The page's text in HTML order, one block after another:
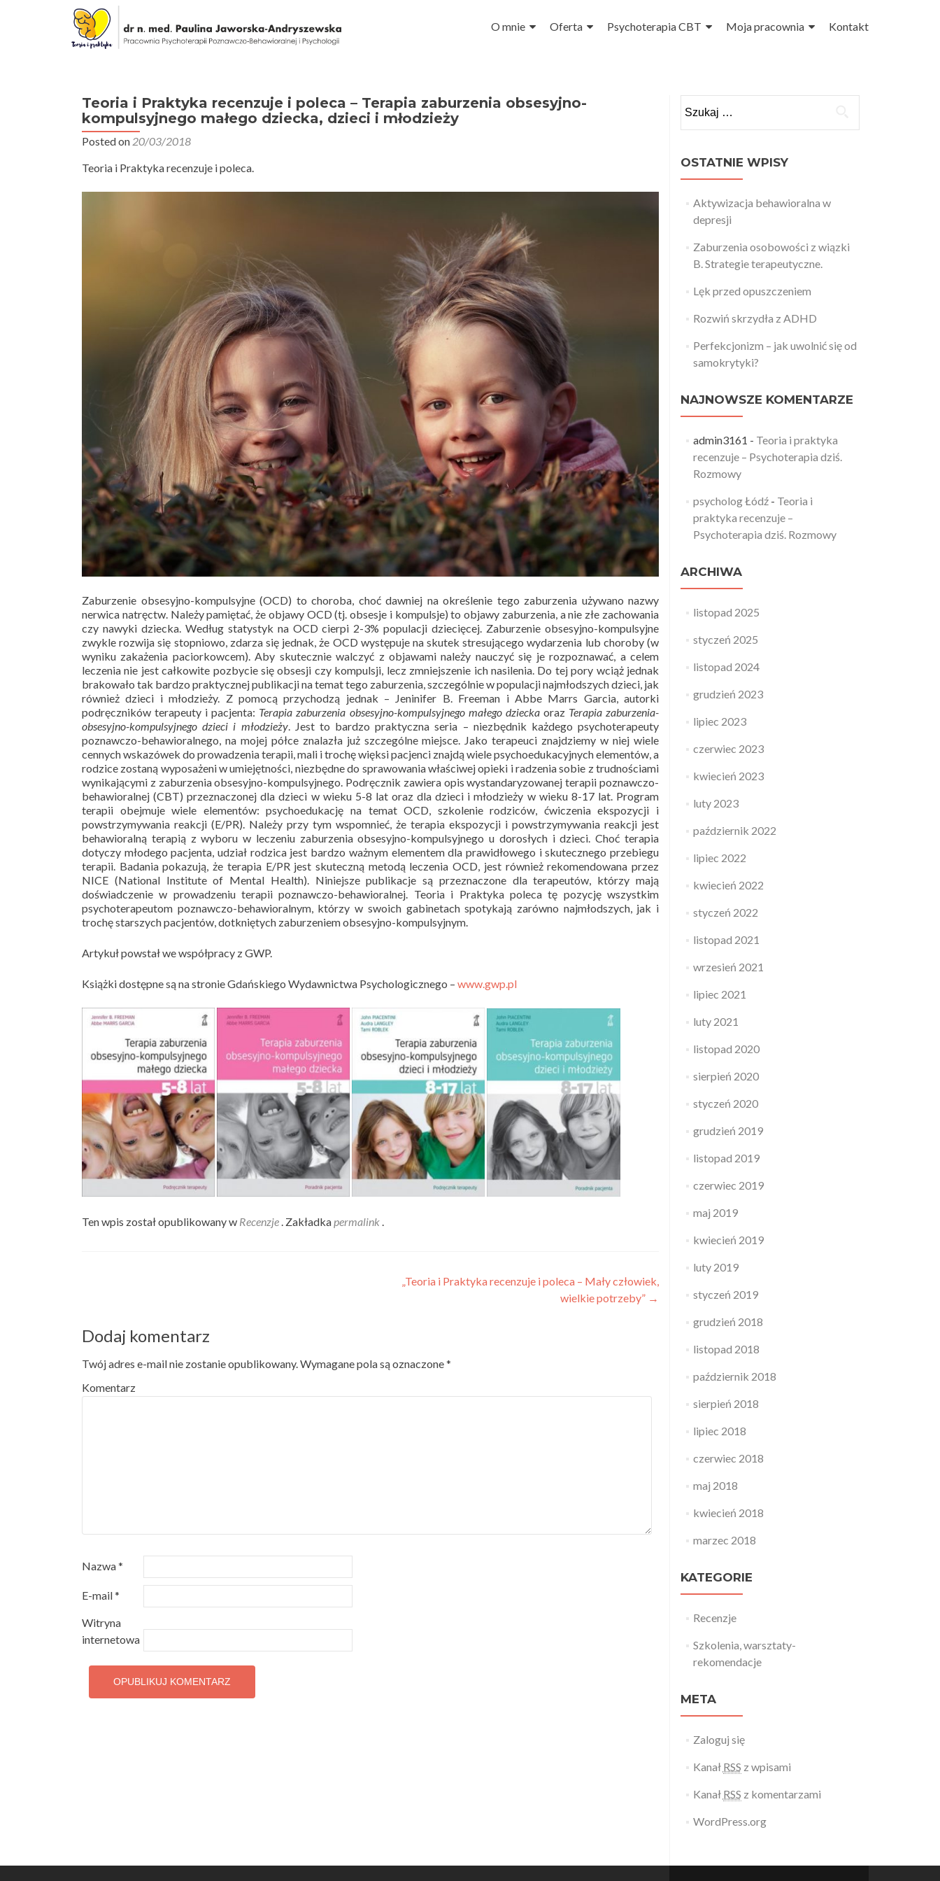
O mnie
Oferta Psychoterapia CBT Moja pracownia Kontakt
Teoria i Praktyka recenzuje i poleca – Terapia zaburzenia obsesyjno-
kompulsyjnego małego dziecka, dzieci i młodzieży
Posted on 20/03/2018
Teoria i Praktyka recenzuje i poleca.
Zaburzenie obsesyjno-kompulsyjne (OCD) to choroba, choć dawniej na określenie tego zaburzenia używano nazwy
nerwica natręctw. Należy pamiętać, że objawy OCD (tj. obsesje i kompulsje) to objawy zaburzenia, a nie złe zachowania
czy nawyki dziecka. Według statystyk na OCD cierpi 2-3% populacji dziecięcej. Zaburzenie obsesyjno-kompulsyjne
zwykle rozwija się stopniowo, zdarza się jednak, że OCD występuje na skutek stresującego wydarzenia lub choroby (w
wyniku zakażenia paciorkowcem). Aby skutecznie walczyć z objawami należy nauczyć się je rozpoznawać, a celem
leczenia nie jest całkowite pozbycie się obsesji czy kompulsji, lecz zmniejszenie ich nasilenia. Do tej pory wciąż jednak
brakowało tak bardzo praktycznej publikacji na temat tego zaburzenia, szczególnie w populacji najmłodszych dzieci, jak
również dzieci i młodzieży. Z pomocą przychodzą jednak – Jeninifer B. Freeman i Abbe Marrs Garcia, autorki
podręczników terapeuty i pacjenta: Terapia zaburzenia obsesyjno-kompulsyjnego małego dzieckaoraz Terapia zaburzenia-
obsesyjno-kompulsyjnego dzieci i młodzieży. Jest to bardzo praktyczna seria – niezbędnik każdego psychoterapeuty
poznawczo-behawioralnego, na mojej półce znalazła już szczególne miejsce. Jako terapeuci znajdziemy w niej wiele
cennych wskazówek do prowadzenia terapii, mali i trochę więksi pacjenci znajdą wiele psychoedukacyjnych elementów, a
rodzice zostaną wyposażeni w umiejętności, niezbędne do sprawowania właściwej opieki i radzenia sobie z trudnościami
wynikającymi z zaburzenia obsesyjno-kompulsyjnego. Podręcznik zawiera opis wystandaryzowanej terapii poznawczo-
behawioralnej (CBT) przeznaczonej dla dzieci w wieku 5-8 lat oraz dla dzieci i młodzieży w wieku 8-17 lat. Program
terapii obejmuje wiele elementów: psychoedukację na temat OCD, szkolenie rodziców, ćwiczenia ekspozycji i
powstrzymywania reakcji (E/PR). Należy przy tym wspomnieć, że terapia ekspozycji i powstrzymywania reakcji jest
behawioralną terapią z wyboru w leczeniu zaburzenia obsesyjno-kompulsyjnego u dorosłych i dzieci. Choć terapia
dotyczy młodego pacjenta, udział rodzica jest bardzo ważnym elementem dla prawidłowego i skutecznego przebiegu
terapii. Badania pokazują, że terapia E/PR jest skuteczną metodą leczenia OCD, jest również rekomendowana przez
NICE (National Institute of Mental Health). Niniejsze publikacje są przeznaczone dla terapeutów, którzy mają
doświadczenie w prowadzeniu terapii poznawczo-behawioralnej. Teoria i Praktyka poleca tę pozycję wszystkim
psychoterapeutom poznawczo-behawioralnym, którzy w swoich gabinetach spotykają zarówno najmłodszych, jak i
trochę starszych pacjentów, dotkniętych zaburzeniem obsesyjno-kompulsyjnym.
Artykuł powstał we współpracy z GWP.
Książki dostępne są na stronie Gdańskiego Wydawnictwa Psychologicznego – www.gwp.pl
Ten wpis został opublikowany w Recenzje . Zakładkapermalink .
„Teoria i Praktyka recenzuje i poleca – Mały człowiek,
wielkie potrzeby” →
Dodaj komentarz
Twój adres e-mail nie zostanie opublikowany.Wymagane pola są oznaczone*
Komentarz
Nazwa*
E-mail*
Witryna
internetowa
OSTATNIE WPISY
Aktywizacja behawioralna w
depresji
Zaburzenia osobowości z wiązki
B. Strategie terapeutyczne.
Lęk przed opuszczeniem
Rozwiń skrzydła z ADHD
Perfekcjonizm – jak uwolnić się od
samokrytyki?
NAJNOWSZE KOMENTARZE
admin3161 - Teoria i praktyka
recenzuje – Psychoterapia dziś.
Rozmowy
psycholog Łódź- Teoria i
praktyka recenzuje –
Psychoterapia dziś. Rozmowy
ARCHIWA
listopad 2025
styczeń 2025
listopad 2024
grudzień 2023
lipiec 2023
czerwiec 2023
kwiecień 2023
luty 2023
październik 2022
lipiec 2022
kwiecień 2022
styczeń 2022
listopad 2021
wrzesień 2021
lipiec 2021
luty 2021
listopad 2020
sierpień 2020
styczeń 2020
grudzień 2019
listopad 2019
czerwiec 2019
maj 2019
kwiecień 2019
luty 2019
styczeń 2019
grudzień 2018
listopad 2018
październik 2018
sierpień 2018
lipiec 2018
czerwiec 2018
maj 2018
kwiecień 2018
marzec 2018
KATEGORIE
Recenzje
Szkolenia, warsztaty-
rekomendacje
META
Zaloguj się
Kanał RSS z wpisami
Kanał RSS z komentarzami
WordPress.org